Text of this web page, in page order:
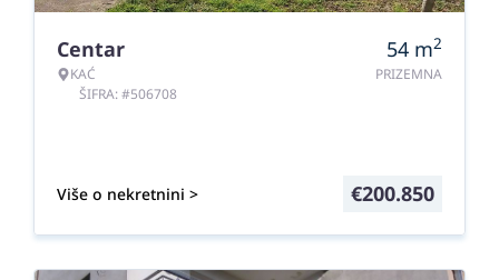
Centar
KAĆ
ŠIFRA: #506708
54 m2
PRIZEMNA
Više o nekretnini > €200.850